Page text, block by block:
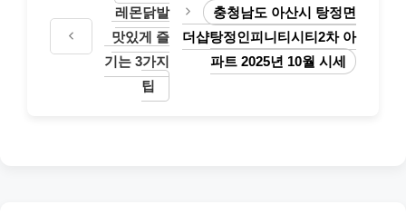
레몬닭발
맛있게 즐
기는 3가지
팁
충청남도 아산시 탕정면
더샵탕정인피니티시티2차 아
파트 2025년 10월 시세